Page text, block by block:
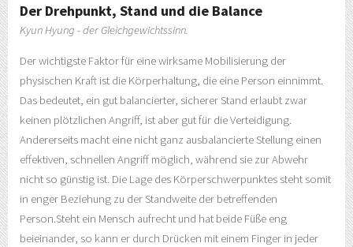
Der Drehpunkt, Stand und die Balance
Kyun Hyung - der Gleichgewichtssinn.
Der wichtigste Faktor für eine wirksame Mobilisierung der
physischen Kraft ist die Körperhaltung, die eine Person einnimmt.
Das bedeutet, ein gut balancierter, sicherer Stand erlaubt zwar
keinen plötzlichen Angriff, ist aber gut für die Verteidigung.
Andererseits macht eine nicht ganz ausbalancierte Stellung einen
effektiven, schnellen Angriff möglich, während sie zur Abwehr
nicht so günstig ist. Die Lage des Körperschwerpunktes steht somit
in enger Beziehung zu der Standweite der betreffenden
Person.Steht ein Mensch aufrecht und hat beide Füße eng
beieinander, so kann er durch Drücken mit einem Finger in jeder